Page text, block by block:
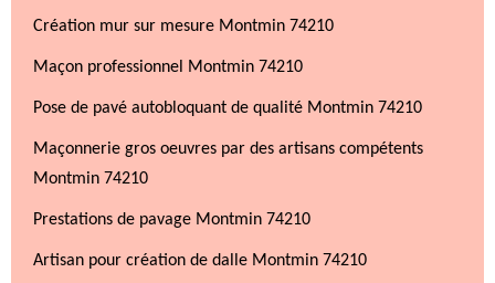
Création mur sur mesure Montmin 74210
Maçon professionnel Montmin 74210
Pose de pavé autobloquant de qualité Montmin 74210
Maçonnerie gros oeuvres par des artisans compétents
Montmin 74210
Prestations de pavage Montmin 74210
Artisan pour création de dalle Montmin 74210